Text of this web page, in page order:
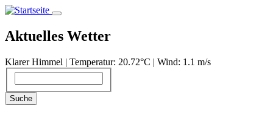
Direkt
Inhalt
Aktuelles Wetter
Klarer Himmel | Temperatur: 20.72°С | Wind: 1.1 m/s
Suche